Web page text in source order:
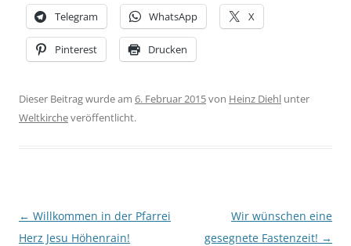
Telegram WhatsApp X
Pinterest Drucken
Dieser Beitrag wurde am 6. Februar 2015von Heinz Diehl unter
Weltkircheveröffentlicht.
Beitragsnavigation
← Willkommen in der Pfarrei
Herz Jesu Höhenrain!
Wir wünschen eine
gesegnete Fastenzeit! →